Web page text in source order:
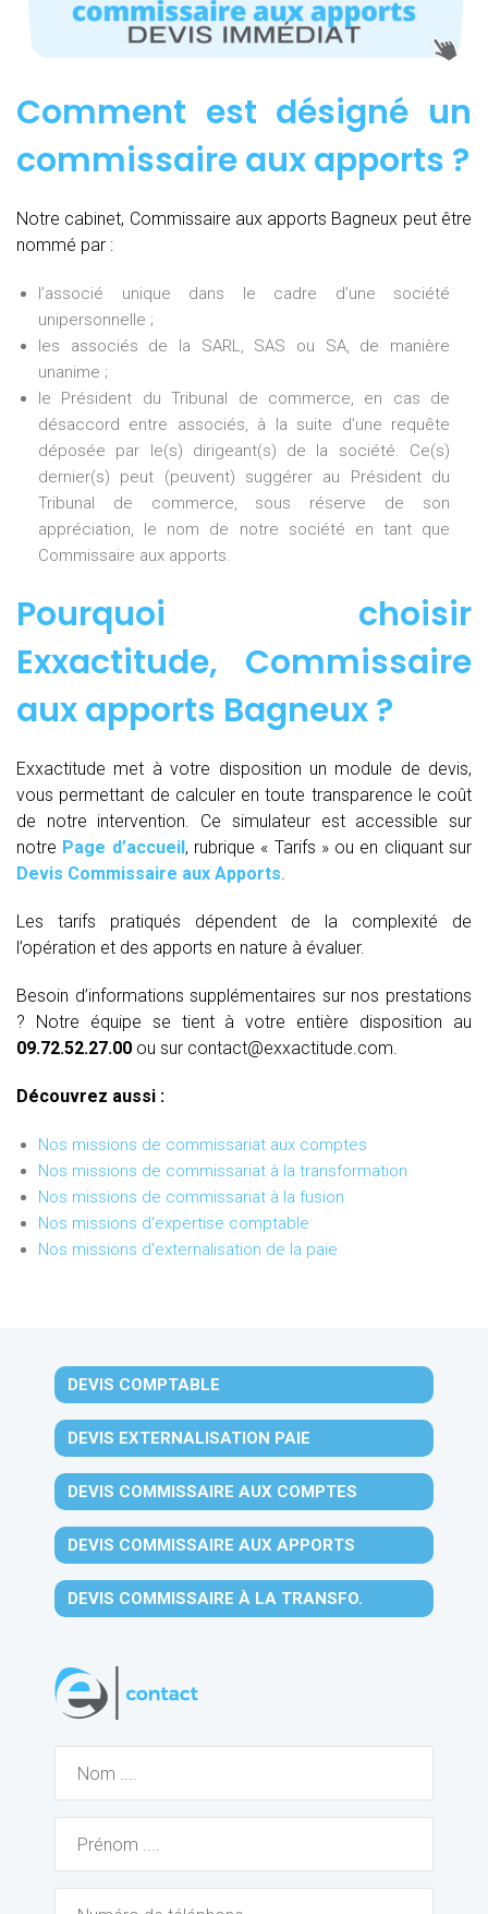
Comment est désigné un
commissaire aux apports ?
Notre cabinet, Commissaire aux apports Bagneux peut être
nommé par :
l’associé unique dans le cadre d’une société
unipersonnelle ;
les associés de la SARL, SAS ou SA, de manière
unanime ;
le Président du Tribunal de commerce, en cas de
désaccord entre associés, à la suite d’une requête
déposée par le(s) dirigeant(s) de la société. Ce(s)
dernier(s) peut (peuvent) suggérer au Président du
Tribunal de commerce, sous réserve de son
appréciation, le nom de notre société en tant que
Commissaire aux apports.
Pourquoi choisir
Exxactitude, Commissaire
aux apports Bagneux?
Exxactitude met à votre disposition un module de devis,
vous permettant de calculer en toute transparence le coût
de notre intervention. Ce simulateur est accessible sur
notre Page d’accueil, rubrique « Tarifs » ou en cliquant sur
Devis Commissaire aux Apports.
Les tarifs pratiqués dépendent de la complexité de
l’opération et des apports en nature à évaluer.
Besoin d’informations supplémentaires sur nos prestations
? Notre équipe se tient à votre entière disposition au
09.72.52.27.00 ou sur contact@exxactitude.com.
Découvrez aussi :
Nos missions de commissariat aux comptes
Nos missions de commissariat à la transformation
Nos missions de commissariat à la fusion
Nos missions d'expertise comptable
Nos missions d'externalisation de la paie
DEVIS COMPTABLE
DEVIS EXTERNALISATION PAIE
DEVIS COMMISSAIRE AUX COMPTES
DEVIS COMMISSAIRE AUX APPORTS
DEVIS COMMISSAIRE À LA TRANSFO.